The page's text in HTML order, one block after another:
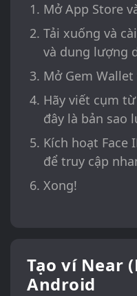
Mở App Store
Tải xuống và
và dung lượng
Mở Gem
Hãy viết cụm
đây là bản sao
Kích hoạt Face
để truy cập
Xong!
Tạo ví Near
Android